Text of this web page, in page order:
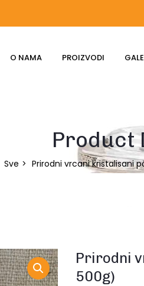
O NAMA PROIZVODI
Product
Sve Prirodni vrcani kristalisani
Prirodni
500g)